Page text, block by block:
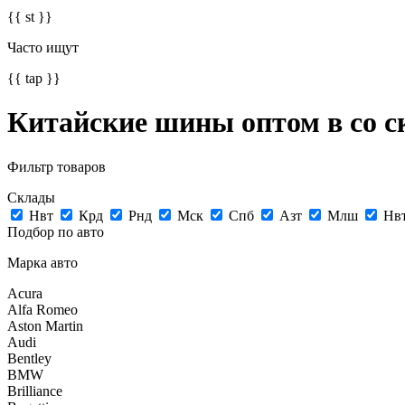
{{ st }}
Часто ищут
{{ tap }}
Китайские шины оптом в со
Фильтр товаров
Склады
Нвт
Крд Рнд Мск Спб Азт Млш
Подбор по авто
Марка авто
Acura
Alfa Romeo
Aston Martin
Audi
Bentley
BMW
Brilliance